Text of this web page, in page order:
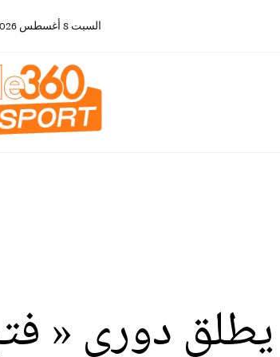
السبت 8 أغسطس
يطلق دوري «